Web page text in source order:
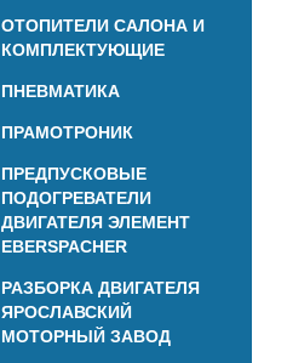
ОТОПИТЕЛИ САЛОНА И
КОМПЛЕКТУЮЩИЕ
ПНЕВМАТИКА
ПРАМОТРОНИК
ПРЕДПУСКОВЫЕ
ПОДОГРЕВАТЕЛИ
ДВИГАТЕЛЯ ЭЛЕМЕНТ
EBERSPACHER
РАЗБОРКА ДВИГАТЕЛЯ
ЯРОСЛАВСКИЙ
МОТОРНЫЙ ЗАВОД